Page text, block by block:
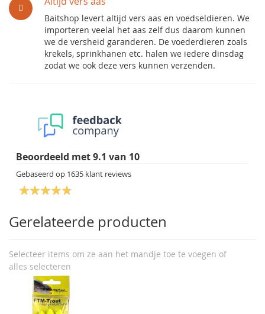
Baitshop levert altijd vers aas en voedseldieren. We
importeren veelal het aas zelf dus daarom kunnen
we de versheid garanderen. De voederdieren zoals
krekels, sprinkhanen etc. halen we iedere dinsdag
zodat we ook deze vers kunnen verzenden.
Beoordeeld met9.1 van 10
Gebaseerd op 1635 klant reviews
Gerelateerde producten
Selecteer items om ze aan het mandje toe te voegen of
alles selecteren